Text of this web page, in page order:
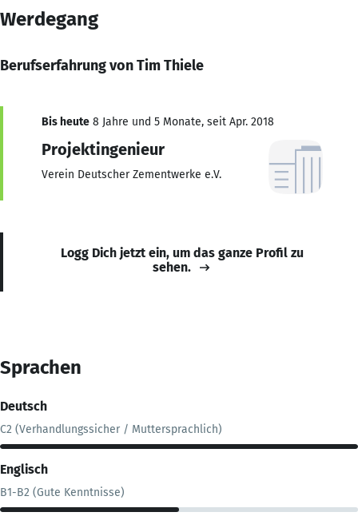
Werdegang
Berufserfahrung von Tim Thiele
Bis heute 8 Jahre und 5 Monate, seit Apr. 2018
Projektingenieur
Verein Deutscher Zementwerke e.V.
Logg Dich jetzt ein, um das ganze Profil zu
sehen.
Sprachen
Deutsch
C2 (Verhandlungssicher / Muttersprachlich)
Englisch
B1-B2 (Gute Kenntnisse)